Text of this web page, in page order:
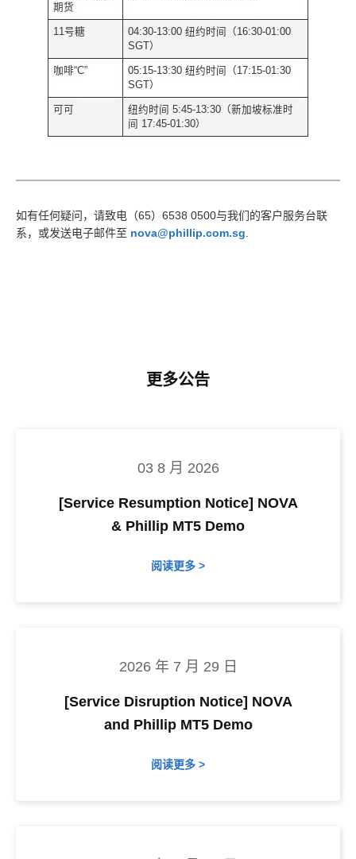
期货
11号糖
04:30-13:00 纽约时间（16:30-01:00
SGT）
咖啡“C”
05:15-13:30 纽约时间（17:15-01:30
SGT）
可可
纽约时间 5:45-13:30（新加坡标准时
间 17:45-01:30）
如有任何疑问，请致电（65）6538 0500与我们的客户服务台联
系，或发送电子邮件至 nova@phillip.com.sg.
更多公告
03 8 月 2026
[Service Resumption Notice] NOVA
& Phillip MT5 Demo
阅读更多 >
2026 年 7 月 29 日
[Service Disruption Notice] NOVA
and Phillip MT5 Demo
阅读更多 >